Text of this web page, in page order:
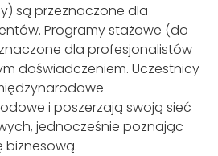
są przeznaczone dla
Programy stażowe (do
dla profesjonalistów
doświadczeniem. Uczestnicy
i poszerzają swoją sieć
jednocześnie poznając
biznesową.